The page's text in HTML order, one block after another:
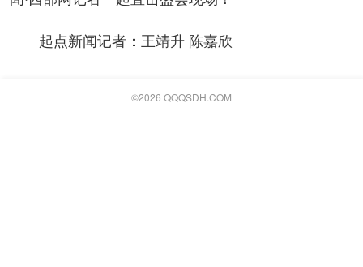
起点新闻记者：王靖升 陈嘉欣
©2026 QQQSDH.COM